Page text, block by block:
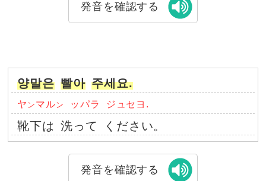
発音を確認する
양말은 빨아 주세요.
ヤ ン マルン ッパラ ジュセヨ.
靴下は 洗って ください。
発音を確認する